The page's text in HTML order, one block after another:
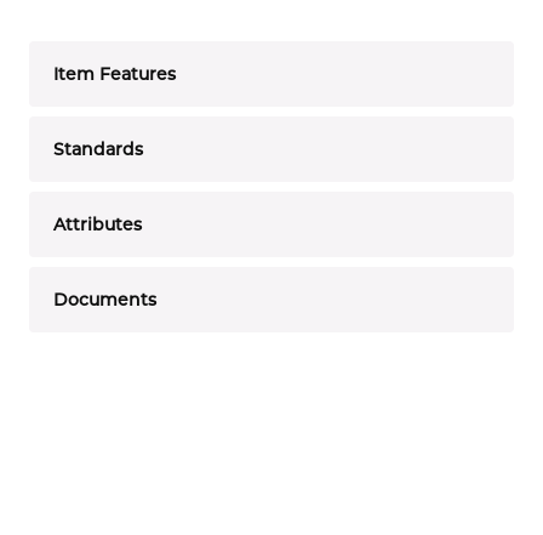
Item Features
Standards
Attributes
Documents